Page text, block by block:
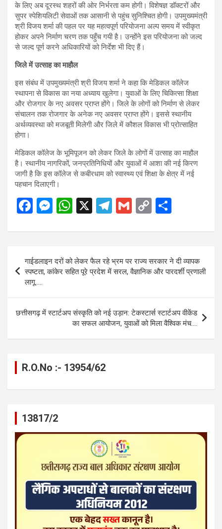
के लिए अब दूरस्थ शहरों की ओर निर्भरता कम होगी। विशेषज्ञ डॉक्टरों और
सुपर स्पेशियलिटी सेवाओं तक आसानी से पहुंच सुनिश्चित होगी। उपमुख्यमंत्री
श्री विजय शर्मा की पहल पर यह महत्वपूर्ण परियोजना अल्प समय में स्वीकृत
होकर अपने निर्माण चरण तक पहुँच गयी है। उन्होंने इस परियोजना को जल्द
से जल्द पूर्ण करने अधिकारियों को निर्देश भी दिए हैं।
जिले में उत्साह का माहौल
इस संबंध में उपमुख्यमंत्री श्री विजय शर्मा ने कहा कि मेडिकल कॉलेज
स्थापना से विकास का नया अध्याय खुलेगा। युवाओं के लिए चिकित्सा शिक्षा
और रोजगार के नए अवसर प्राप्त होंगे। जिले के लोगों को निर्माण से लेकर
संचालन तक रोजगार के अनेक नए अवसर प्राप्त होंगे। इससे स्थानीय
अर्थव्यवस्था को मजबूती मिलेगी और जिले में कौशल विकास भी प्रोत्साहित
होगा।
मेडिकल कॉलेज के भूमिपूजन को लेकर जिले के लोगों में उत्साह का माहौल
है। स्थानीय नागरिकों, जनप्रतिनिधियों और युवाओं में आशा की नई किरण
जागी है कि इस कॉलेज से कबीरधाम को स्वास्थ्य एवं शिक्षा के क्षेत्र में नई
पहचान दिलाएगी।
F
ce
b
o
o
k
M
se
n
g
W
at
s
A
p
X
T
e
a
G
ail
C
py
n
ar
e
Post
navigation
गाईडलाइन दरों को लेकर फैल रहे भ्रम पर राज्य सरकार ने दी व्यापक
स्पष्टता, कांकेर सहित पूरे प्रदेश में सरल, वैज्ञानिक और पारदर्शी प्रणाली
लागू…..
छत्तीसगढ़ में स्टार्टअप संस्कृति को नई उड़ान: टेकस्टार्स स्टार्टअप वीकेंड
का सफल आयोजन, युवाओं को मिला वैश्विक मंच….
R.O.No :- 13954/62
13817/2